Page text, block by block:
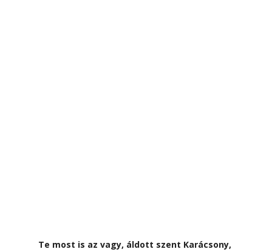
Te most is az vagy, áldott szent Karácsony,